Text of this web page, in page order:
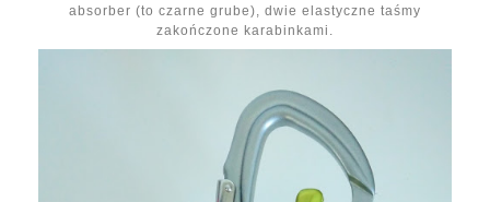
absorber (to czarne grube), dwie elastyczne taśmy
zakończone karabinkami.